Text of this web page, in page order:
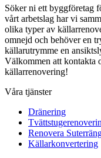
Söker ni ett byggföretag
vårt arbetslag har vi
olika typer av
omnejd och behöver en
källarutrymme en
Välkommen att kontakta
källarrenovering!
Våra tjänster
Dränering
Renovera
Källarkonvertering